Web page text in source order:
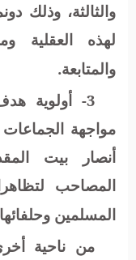
والثالثة، وذلك
لهذه العقلية
والمتابعة.
3- أولوية
مواجهة الجماعات
أنصار بيت
المصاحب
المسلمين
من ناحية